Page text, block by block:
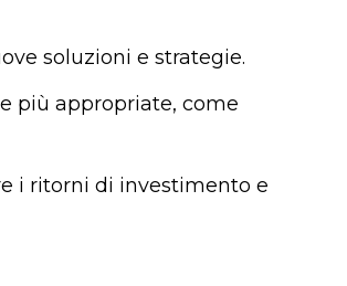
soluzioni e strategie.
più appropriate, come
i ritorni di investimento e